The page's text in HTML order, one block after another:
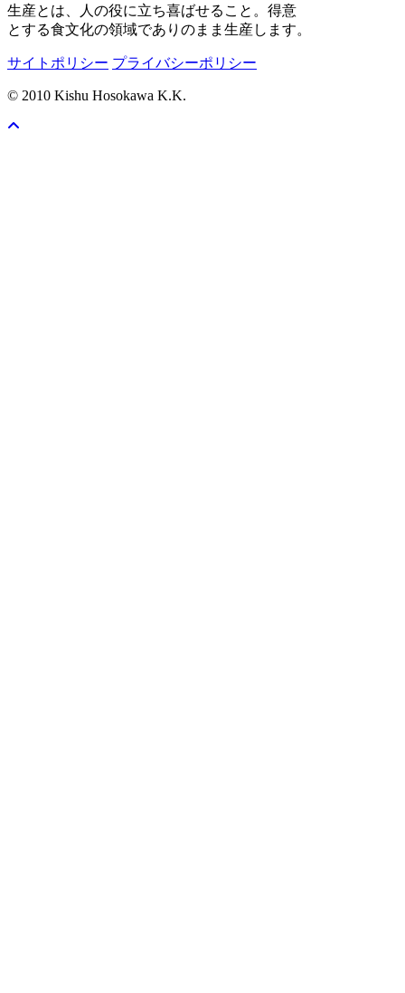
生産とは、人の役に立ち喜ばせること。得意
とする食文化の領域でありのまま生産します。
サイトポリシー プライバシーポリシー
© 2010 Kishu Hosokawa K.K.